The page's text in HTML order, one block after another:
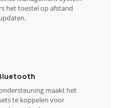
het toestel op afstand
maakt het
te koppelen voor